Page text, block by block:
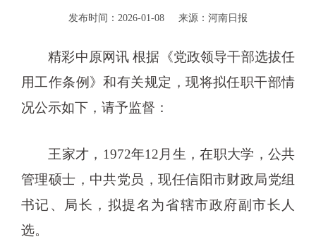
发布时间：2026-01-08 来源：河南日报
精彩中原网讯 根据《党政领导干部选拔任
用工作条例》和有关规定，现将拟任职干部情
况公示如下，请予监督：
王家才，1972年12月生，在职大学，公共
管理硕士，中共党员，现任信阳市财政局党组
书记、局长，拟提名为省辖市政府副市长人
选。